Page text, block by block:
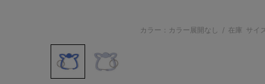
カラー：カラー展開なし / 在庫 サイ